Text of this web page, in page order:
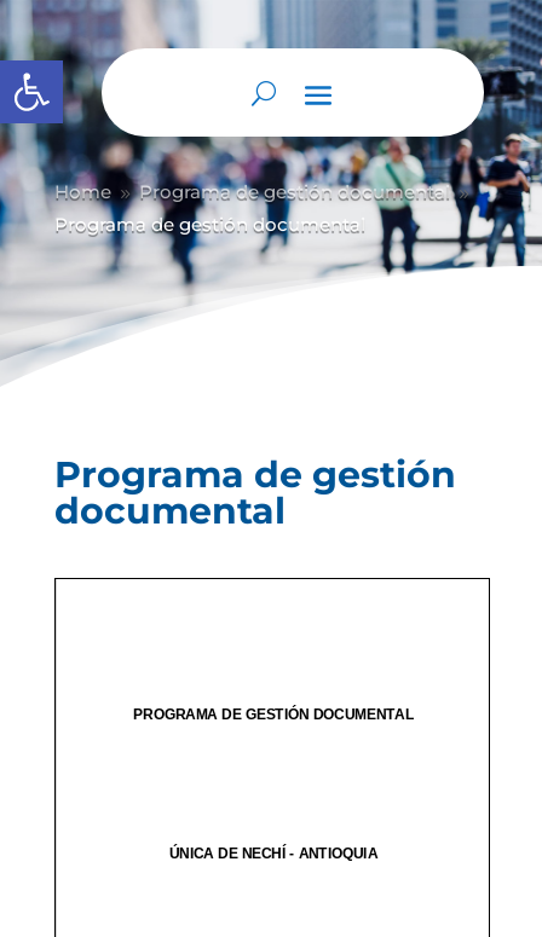
Abrir barra de herramientas
Home 9 Programa de gestión documental 9
Programa de gestión documental
Programa de gestión
documental